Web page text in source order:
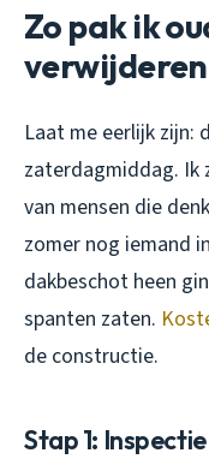
Zo pak ik
Laat me eerlijk zijn:
zaterdagmiddag. Ik
van mensen die
zomer nog iemand
dakbeschot heen
spanten zaten.
de constructie.
Stap 1: